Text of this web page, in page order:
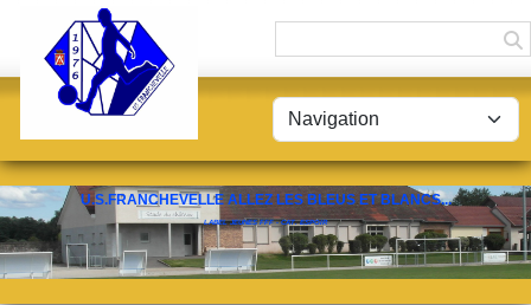
U.S.FRANCHEVELLE ALLEZ LES BLEUS ET BLANCS...
LABEL JEUNES FFF - CAT. ESPOIR
Panneau de gestion des cookies